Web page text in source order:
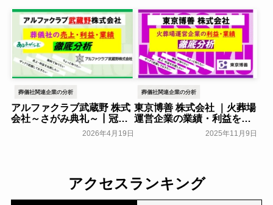
葬儀社関連企業の分析
アルファクラブ武蔵野 株式
会社～さがみ典礼～┃冠婚
葬祭互助会の業績・利益を
2026年4月19日
葬儀社関連企業の分析
東京博善 株式会社 ｜火葬場
運営企業の業績・利益をま
葬研会員限定2025年11月9日
アクセスランキング